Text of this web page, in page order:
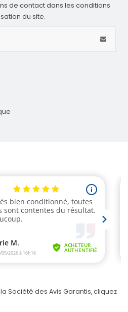
de contact dans les conditions
du site.
Société des Avis Garantis,cliquez